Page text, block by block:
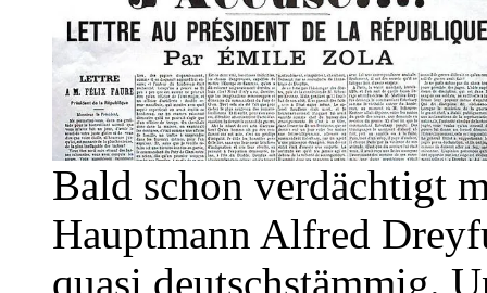
Bald schon verdächtigt
Hauptmann Alfred
quasi deutschstämmig.